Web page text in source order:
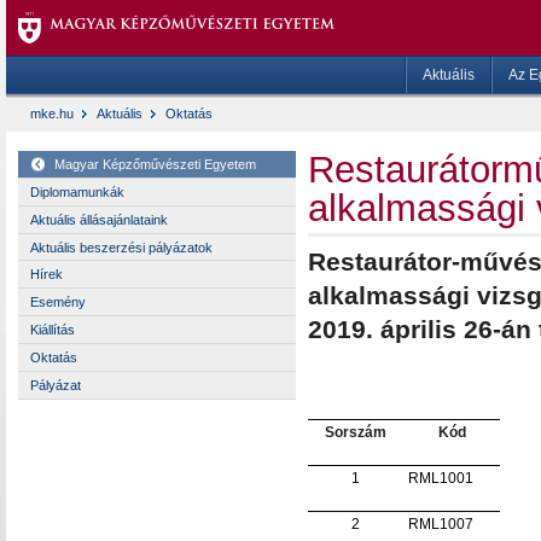
Aktuális Az
mke.hu Aktuális Oktatás
Magyar Képzőművészeti Egyetem
Diplomamunkák
Aktuális állásajánlataink
Aktuális beszerzési pályázatok
Hírek
Esemény
Kiállítás
Oktatás
Pályázat
alkalmassági
Restaurátor-
alkalmassági
2019. április 26-
Sorszám Kód
1 RML1001
2 RML1007